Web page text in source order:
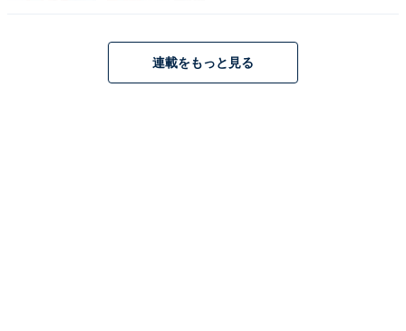
フィリップス「HX6809/71」
連載をもっと見る